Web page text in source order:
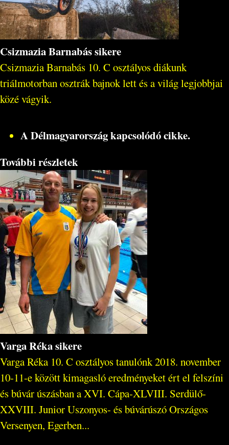
Csizmazia Barnabás sikere
Csizmazia Barnabás 10. C osztályos diákunk
triálmotorban osztrák bajnok lett és a világ legjobbjai
közé vágyik.
A Délmagyarország kapcsolódó cikke.
További részletek
Varga Réka sikere
Varga Réka 10. C osztályos tanulónk 2018. november
10-11-e között kimagasló eredményeket ért el felszíni
és búvár úszásban a XVI. Cápa-XLVIII. Serdülő-
XXVIII. Junior Uszonyos- és búvárúszó Országos
Versenyen, Egerben...